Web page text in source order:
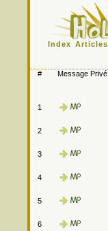
Index Articles
# Message Privé
1
2
3
4
5
6